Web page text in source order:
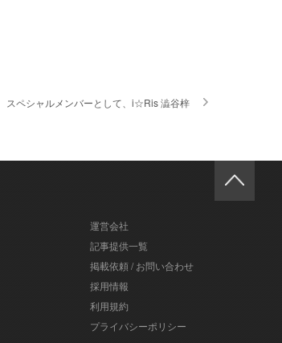
スペシャルメンバーとして、i☆Ris 澁谷梓
運営会社
記事提供一覧
掲載依頼 / お問い合わせ
採用情報
利用規約
プライバシーポリシー